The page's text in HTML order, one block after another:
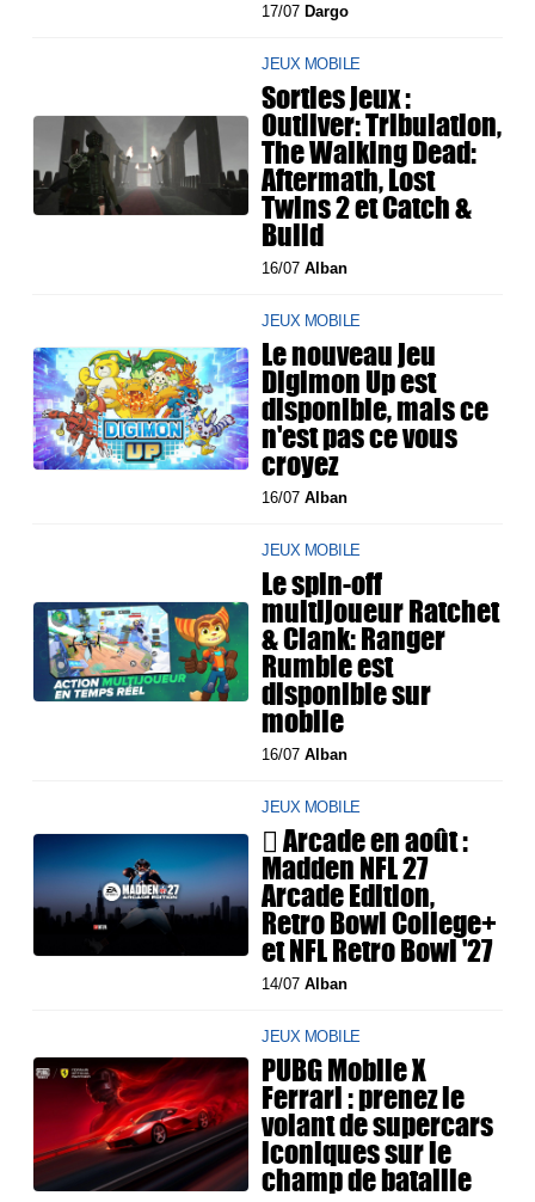
17/07Dargo
JEUX MOBILE
Sorties jeux :
Outliver: Tribulation,
The Walking Dead:
Aftermath, Lost
Twins 2 et Catch &
Build
16/07Alban
JEUX MOBILE
Le nouveau jeu
Digimon Up est
disponible, mais ce
n'est pas ce vous
croyez
16/07Alban
JEUX MOBILE
Le spin-off
multijoueur Ratchet
& Clank: Ranger
Rumble est
disponible sur
mobile
16/07Alban
JEUX MOBILE
 Arcade en août :
Madden NFL 27
Arcade Edition,
Retro Bowl College+
et NFL Retro Bowl '27
14/07Alban
JEUX MOBILE
PUBG Mobile X
Ferrari : prenez le
volant de supercars
iconiques sur le
champ de bataille